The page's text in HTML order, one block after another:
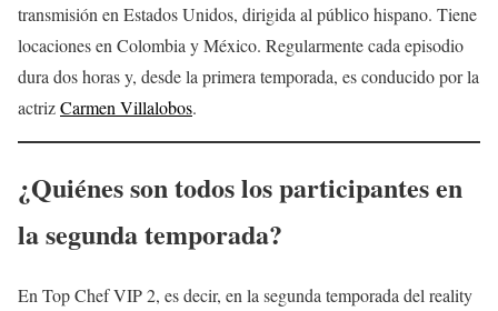
transmisión en Estados Unidos, dirigida al público hispano. Tiene
locaciones en Colombia y México. Regularmente cada episodio
dura dos horas y, desde la primera temporada, es conducido por la
actrizCarmen Villalobos.
¿Quiénes son todos los participantes en
la segunda temporada?
En Top Chef VIP 2, es decir, en la segunda temporada del reality